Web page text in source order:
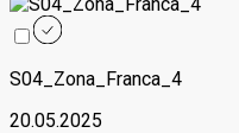
S04_Zona_Franca_4
20.05.2025